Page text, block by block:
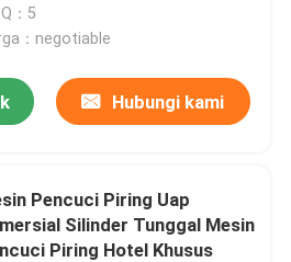
：5
：negotiable
Hubungi kami
Pencuci Piring Uap
Silinder Tunggal Mesin
Piring Hotel Khusus